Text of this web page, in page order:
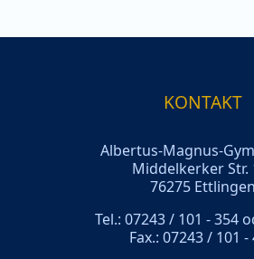
KONTAKT
Albertus-Magnus-
Middelkerker Str.
76275 Ettlingen
Tel.: 07243 / 101 - 354
Fax.: 07243 / 101 -